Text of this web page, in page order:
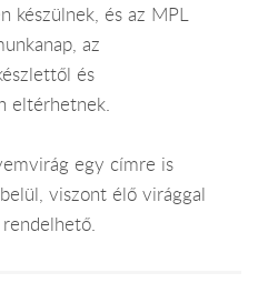
készülnek, és az MPL
az
és
eltérhetnek.
egy címre is
viszont élő virággal